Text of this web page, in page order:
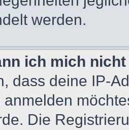
werden.
ich mich
dass deine IP-
Die